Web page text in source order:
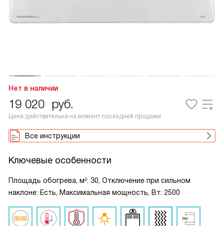
Нет в наличии
19 020 руб.
Цена действительна на момент последней продажи
Все инструкции
Ключевые особенности
Площадь обогрева, м²: 30, Отключение при сильном
наклоне: Есть, Максимальная мощность, Вт: 2500